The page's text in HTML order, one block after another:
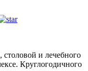
столовой и лечебного
Круглогодичного